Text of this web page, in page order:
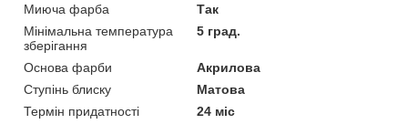
Миюча фарба
Так
Мінімальна температура
зберігання
5 град.
Основа фарби
Акрилова
Ступінь блиску
Матова
Термін придатності
24 міс